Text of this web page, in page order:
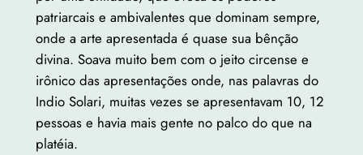
patriarcais e ambivalentes que dominam sempre,
onde a arte apresentada é quase sua bênção
divina. Soava muito bem com o jeito circense e
irônico das apresentações onde, nas palavras do
Indio Solari, muitas vezes se apresentavam 10, 12
pessoas e havia mais gente no palco do que na
platéia.